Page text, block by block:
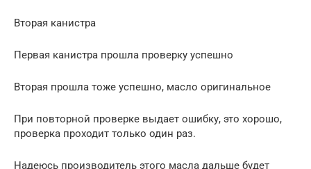
Вторая канистра
Первая канистра прошла проверку успешно
Вторая прошла тоже успешно, масло оригинальное
При повторной проверке выдает ошибку, это хорошо,
проверка проходит только один раз.
Надеюсь производитель этого масла дальше будет